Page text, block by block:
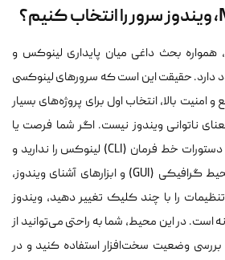
بحث داغی میان پایداری لینوکس و
دارد. حقیقت این است که سرورهای لینوکسی
امنیت بالا، انتخاب اول برای پروژه‌های بسیار
ناتوانی ویندوز نیست. اگر شما فرصت یا
تمایل کافی برای یادگیری دستورات خط فرمان (CLI) لینوکس را ندارید و
می‌خواهید با استفاده از محیط گرافیکی (GUI) و ابزارهای آشنای ویندوز،
را با چند کلیک تغییر دهید، ویندوز
در این محیط، شما به راحتی می‌توانید از
بررسی وضعیت سخت‌افزار استفاده کنید و در